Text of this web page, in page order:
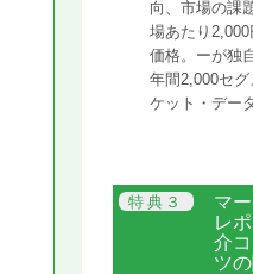
向、市場の課
場あたり
価格。ーが独
年間2,000セ
ケット・デー
マ
レ
介
ツ